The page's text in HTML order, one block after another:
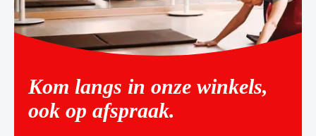
Kom langs in onze winkels,
ook op afspraak.